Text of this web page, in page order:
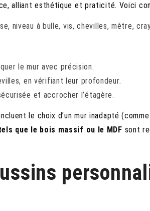
alliant esthétique et praticité. Voici
niveau à bulle, vis, chevilles, mètre,
le mur avec précision.
en vérifiant leur profondeur.
et accrocher l’étagère.
le choix d’un mur inadapté
que le bois massif ou le MDF sont